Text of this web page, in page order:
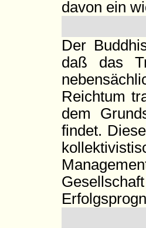
davon ein
Der
daß das
Reichtum
dem
findet.